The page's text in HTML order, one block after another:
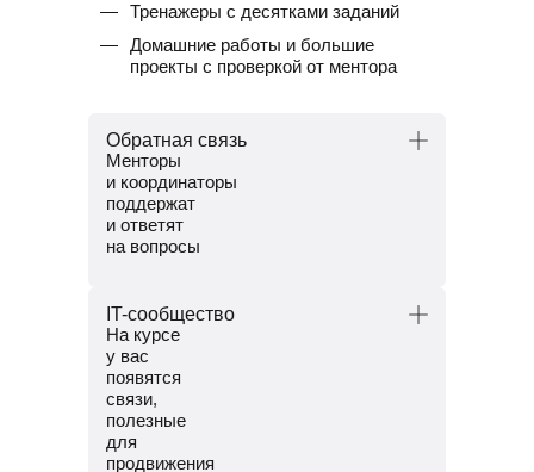
Тренажеры с десятками заданий
Домашние работы и большие
проекты с проверкой от ментора
Обратная связь
Менторы
и координаторы
поддержат
и ответят
на вопросы
Координаторы — команда заботы
о студентах. Решат
организационные вопросы,
поддержат и помогут пройти
обучение до конца.
IT-сообщество
На курсе
у вас
появятся
связи,
полезные
для
продвижения